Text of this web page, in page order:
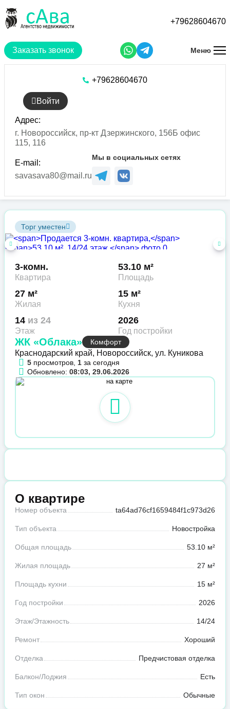
основному
Заказать звонок
+79628604670
Меню
+79628604670
Войти
Адрес:
г. Новороссийск, пр-кт Дзержинского, 156Б офис
115, 116
E-mail:
savasava80@mail.ru
Мы в социальных сетях
Торг уместен
3-комн.
Квартира
53.10 м²
Площадь
27 м²
Жилая
15 м²
Кухня
14 из 24
Этаж
2026
Год постройки
ЖК «Облака» Комфорт
Краснодарский край, Новороссийск, ул. Куникова
5 просмотров, 1 за сегодня
Обновлено: 08:03, 29.06.2026
О квартире
Номер объекта ta64ad76cf1659484f1c973d26
Тип объекта Новостройка
Общая площадь 53.10 м²
Жилая площадь 27 м²
Площадь кухни 15 м²
Год постройки 2026
Этаж/Этажность 14/24
Ремонт Хороший
Отделка Предчистовая отделка
Балкон/Лоджия Есть
Тип окон Обычные